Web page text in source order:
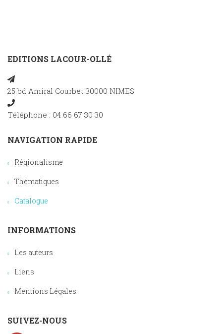
EDITIONS LACOUR-OLLÉ
25 bd Amiral Courbet 30000 NIMES
Téléphone : 04 66 67 30 30
NAVIGATION RAPIDE
Régionalisme
Thématiques
Catalogue
INFORMATIONS
Les auteurs
Liens
Mentions Légales
SUIVEZ-NOUS